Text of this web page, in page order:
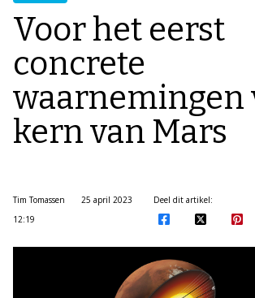
Voor het eerst
concrete
waarnemingen
kern van Mars
Tim Tomassen
25 april 2023
12:19
Deel dit artikel: